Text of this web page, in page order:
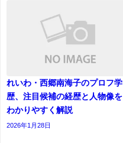
れいわ・西郷南海子のプロフ学
歴、注目候補の経歴と人物像を
わかりやすく解説
2026年1月28日